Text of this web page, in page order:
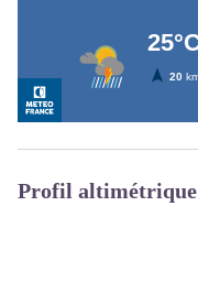
Profil altimétrique